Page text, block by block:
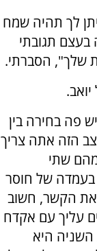
לך תהיה שמח
תגובתי
שלך", הסברתי.
פה בחירה בין
הזה אתה צריך
מהם שתי
של חוסר
הקשר, חשוב
עליך עם אקדח
היא